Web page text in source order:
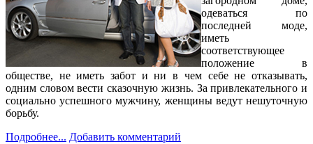
одеваться по
последней моде,
иметь
соответствующее
положение в
обществе, не иметь забот и ни в чем себе не отказывать,
одним словом вести сказочную жизнь. За привлекательного и
социально успешного мужчину, женщины ведут нешуточную
борьбу.
Подробнее... Добавить комментарий